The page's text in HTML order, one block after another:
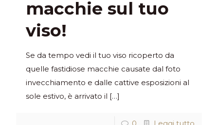
macchie sul tuo
viso!
Se da tempo vedi il tuo viso ricoperto da
quelle fastidiose macchie causate dal foto
invecchiamento e dalle cattive esposizioni al
sole estivo, è arrivato il […]